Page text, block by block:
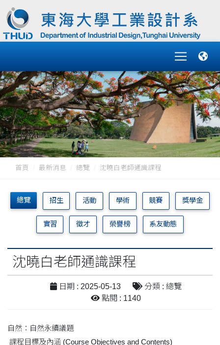
首頁 最新消息 總覽 沈曉白老師通識課程
總覽 招生 活動 學術 競賽 獎學金
實習 徵才 榮譽榜 系友動態
沈曉白老師通識課程
日期 : 2025-05-13
分類 : 總覽
點閱 : 1140
自然：自然永續議題
課程目標及內涵 (Course Objectives and Contents)